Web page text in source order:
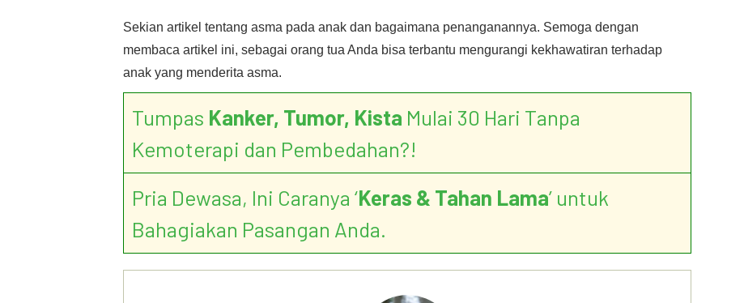
Sekian artikel tentang asma pada anak dan bagaimana penanganannya. Semoga dengan
membaca artikel ini, sebagai orang tua Anda bisa terbantu mengurangi kekhawatiran terhadap
anak yang menderita asma.
Tumpas Kanker, Tumor, Kista Mulai 30 Hari Tanpa
Kemoterapi dan Pembedahan?!
Pria Dewasa, Ini Caranya ‘Keras & Tahan Lama’ untuk
Bahagiakan Pasangan Anda.